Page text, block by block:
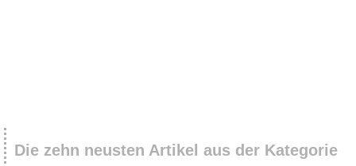
Die zehn neusten Artikel aus der Kategorie